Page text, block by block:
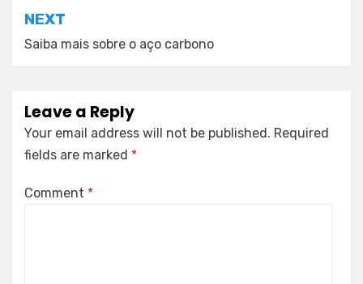
NEXT
Saiba mais sobre o aço carbono
Leave a Reply
Your email address will not be published. Required
fields are marked *
Comment *